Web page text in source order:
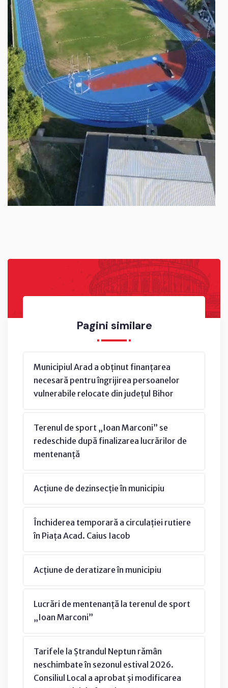
Pagini similare
Municipiul Arad a obținut finanțarea
necesară pentru îngrijirea persoanelor
vulnerabile relocate din județul Bihor
Terenul de sport „Ioan Marconi” se
redeschide după finalizarea lucrărilor de
mentenanță
Acțiune de dezinsecție în municipiu
Închiderea temporară a circulației rutiere
în Piața Acad. Caius Iacob
Acțiune de deratizare în municipiu
Lucrări de mentenanță la terenul de sport
„Ioan Marconi”
Tarifele la Ștrandul Neptun rămân
neschimbate în sezonul estival 2026.
Consiliul Local a aprobat și modificarea